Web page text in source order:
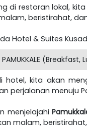
di restoran lokal,
beristirahat,
Hotel & Suites
PAMUKKALE (Breakfast,
hotel, kita akan
perjalanan menuju
menjelajahi
malam,